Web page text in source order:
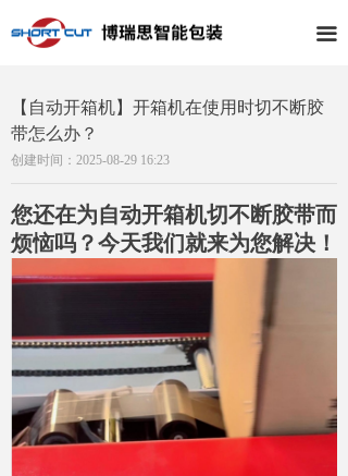
끀
【自动开箱机】开箱机在使用时切不断胶
带怎么办？
创建时间： 2025-08-29 16:23
您还在为自动开箱机切不断胶带而
烦恼吗？今天我们就来为您解决！